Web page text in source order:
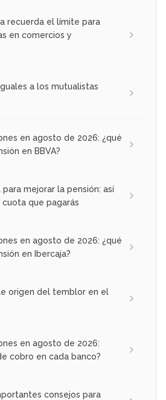
recuerda el límite para
en comercios y
a los mutualistas
en agosto de 2026: ¿qué
en BBVA?
mejorar la pensión: así
que pagarás
en agosto de 2026: ¿qué
en Ibercaja?
origen del temblor en el
en agosto de 2026:
cobro en cada banco?
consejos para